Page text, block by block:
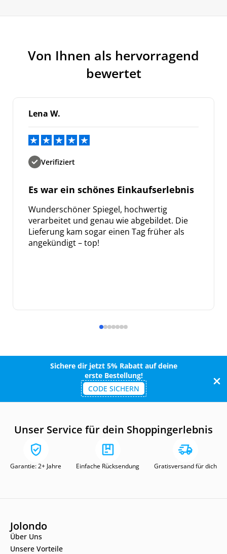
Von Ihnen als hervorragend
bewertet
Lena W.
Verifiziert
Es war ein schönes Einkaufserlebnis
Wunderschöner Spiegel, hochwertig
verarbeitet und genau wie abgebildet. Die
Lieferung kam sogar einen Tag früher als
angekündigt – top!
Sichere dir jetzt 5% Rabatt auf deine
erste Bestellung!
CODE SICHERN
Unser Service für dein Shoppingerlebnis
Garantie: 2+ Jahre Einfache Rücksendung Gratisversand für dich
Jolondo
Über Uns
Unsere Vorteile